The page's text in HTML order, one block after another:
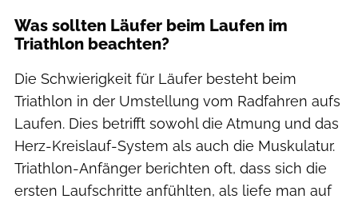
Was sollten Läufer beim Laufen im
Triathlon beachten?
Die Schwierigkeit für Läufer besteht beim
Triathlon in der Umstellung vom Radfahren aufs
Laufen. Dies betrifft sowohl die Atmung und das
Herz-Kreislauf-System als auch die Muskulatur.
Triathlon-Anfänger berichten oft, dass sich die
ersten Laufschritte anfühlten, als liefe man auf